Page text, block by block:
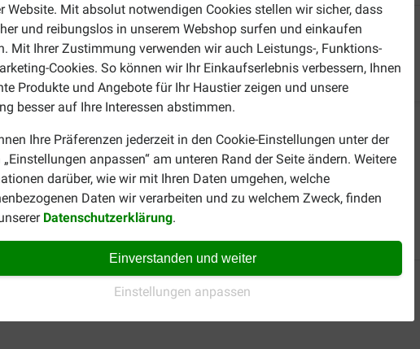
Website. Mit absolut notwendigen Cookies stellen wir sicher, dass
und reibungslos in unserem Webshop surfen und einkaufen
Mit Ihrer Zustimmung verwenden wir auch Leistungs-, Funktions-
Cookies. So können wir Ihr Einkaufserlebnis verbessern, Ihnen
Produkte und Angebote für Ihr Haustier zeigen und unsere
besser auf Ihre Interessen abstimmen.
Ihre Präferenzen jederzeit in den Cookie-Einstellungen unter der
„Einstellungen anpassen“ am unteren Rand der Seite ändern. Weitere
darüber, wie wir mit Ihren Daten umgehen, welche
Daten wir verarbeiten und zu welchem Zweck, finden
Datenschutzerklärung.
Einverstanden und weiter
Einstellungen anpassen
dienst bewezen de snee
niet in de wond thuis hoorde
01-05-2024
prima spul
Translate to English